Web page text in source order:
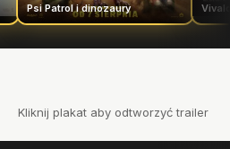
Psi Patrol i dinozaury
Kliknij plakat aby odtworzyć trailer